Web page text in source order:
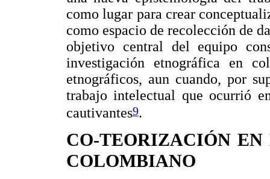
como lugar para crear
como espacio de recolección de
objetivo central del equipo
investigación etnográfica en
etnográficos, aun cuando, por
trabajo intelectual que ocurrió
cautivantes9.
CO-TEORIZACIÓN
COLOMBIANO